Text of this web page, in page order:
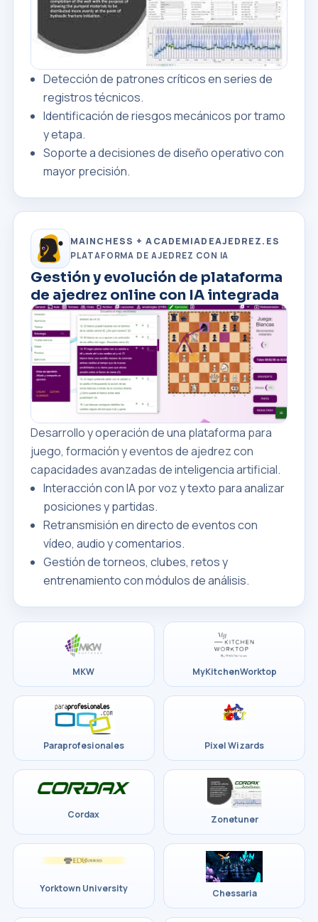
Detección de patrones críticos en series de
registros técnicos.
Identificación de riesgos mecánicos por tramo
y etapa.
Soporte a decisiones de diseño operativo con
mayor precisión.
MAINCHESS + ACADEMIADEAJEDREZ.ES
PLATAFORMA DE AJEDREZ CON IA
Gestión y evolución de plataforma
de ajedrez online con IA integrada
Desarrollo y operación de una plataforma para
juego, formación y eventos de ajedrez con
capacidades avanzadas de inteligencia artificial.
Interacción con IA por voz y texto para analizar
posiciones y partidas.
Retransmisión en directo de eventos con
vídeo, audio y comentarios.
Gestión de torneos, clubes, retos y
entrenamiento con módulos de análisis.
MKW MyKitchenWorktop
Paraprofesionales Pixel Wizards
Cordax Zonetuner
Yorktown University Chessaria